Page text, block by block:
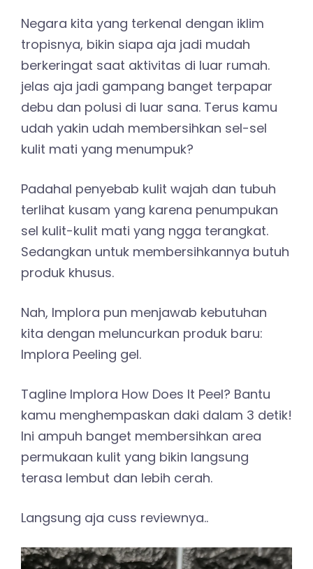
Negara kita yang terkenal dengan iklim
tropisnya, bikin siapa aja jadi mudah
berkeringat saat aktivitas di luar rumah.
jelas aja jadi gampang banget terpapar
debu dan polusi di luar sana. Terus kamu
udah yakin udah membersihkan sel-sel
kulit mati yang menumpuk?
Padahal penyebab kulit wajah dan tubuh
terlihat kusam yang karena penumpukan
sel kulit-kulit mati yang ngga terangkat.
Sedangkan untuk membersihkannya butuh
produk khusus.
Nah, Implora pun menjawab kebutuhan
kita dengan meluncurkan produk baru:
Implora Peeling gel.
Tagline Implora How Does It Peel? Bantu
kamu menghempaskan daki dalam 3 detik!
Ini ampuh banget membersihkan area
permukaan kulit yang bikin langsung
terasa lembut dan lebih cerah.
Langsung aja cuss reviewnya..